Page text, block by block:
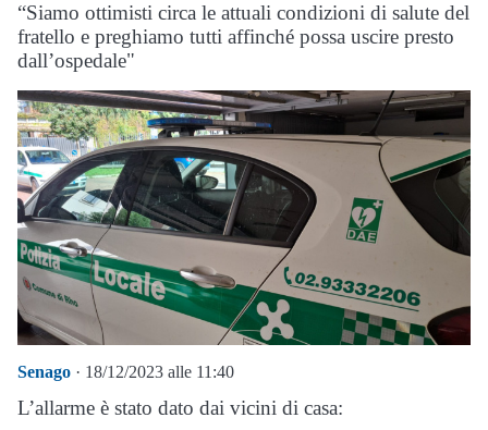
“Siamo ottimisti circa le attuali condizioni di salute del
fratello e preghiamo tutti affinché possa uscire presto
dall’ospedale"
Senago · 18/12/2023 alle 11:40
L’allarme è stato dato dai vicini di casa: